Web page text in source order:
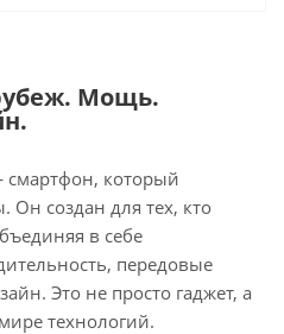
Мощь.
смартфон, который
Он создан для тех, кто
в себе
передовые
Это не просто гаджет, а
технологий.